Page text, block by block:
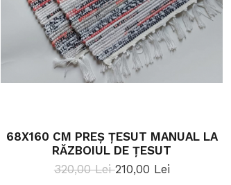
68X160 CM PREȘ ȚESUT MANUAL LA
RĂZBOIUL DE ȚESUT
320,00 Lei210,00 Lei